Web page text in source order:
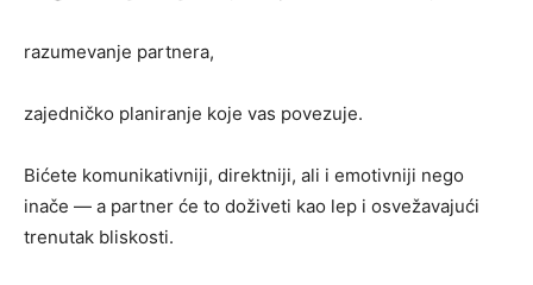
razumevanje partnera,
zajedničko planiranje koje vas povezuje.
Bićete komunikativniji, direktniji, ali i emotivniji nego
inače — a partner će to doživeti kao lep i osvežavajući
trenutak bliskosti.